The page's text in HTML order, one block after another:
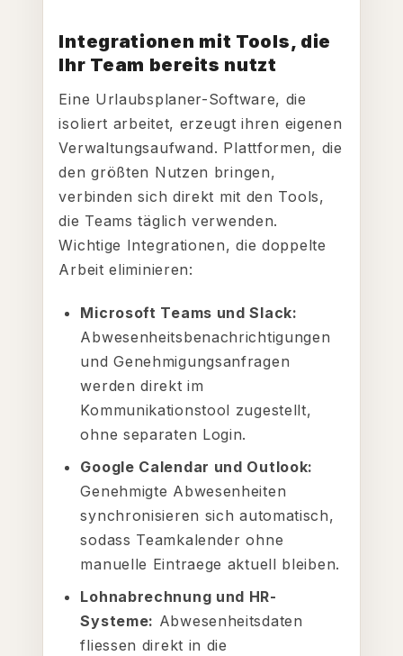
Integrationen mit Tools, die
Ihr Team bereits nutzt
Eine Urlaubsplaner-Software, die
isoliert arbeitet, erzeugt ihren eigenen
Verwaltungsaufwand. Plattformen, die
den größten Nutzen bringen,
verbinden sich direkt mit den Tools,
die Teams täglich verwenden.
Wichtige Integrationen, die doppelte
Arbeit eliminieren:
Microsoft Teams und Slack:
Abwesenheitsbenachrichtigungen
und Genehmigungsanfragen
werden direkt im
Kommunikationstool zugestellt,
ohne separaten Login.
Google Calendar und Outlook:
Genehmigte Abwesenheiten
synchronisieren sich automatisch,
sodass Teamkalender ohne
manuelle Eintraege aktuell bleiben.
Lohnabrechnung und HR-
Systeme: Abwesenheitsdaten
fliessen direkt in die